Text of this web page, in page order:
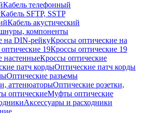
Кабель телефонный
Кабель SFTP, SSTP
Кабель акустический
компоненты
Кроссы оптические на
Кроссы оптические 19
Кроссы оптические
Оптические патч корды
Оптические разъемы
Оптические розетки,
Муфты оптические
Аксессуары и расходники